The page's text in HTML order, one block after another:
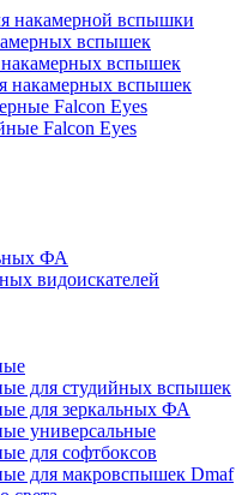
накамерной вспышки
вспышек
вспышек
накамерных вспышек
Falcon Eyes
Falcon Eyes
ФА
видоискателей
для студийных вспышек
для зеркальных ФА
универсальные
для софтбоксов
для макровспышек Dmaf